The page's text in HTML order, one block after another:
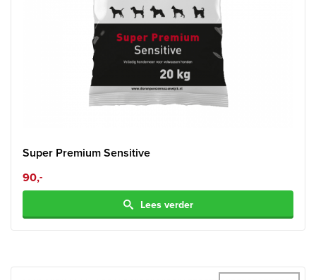
Super Premium Sensitive
90,-
Lees verder